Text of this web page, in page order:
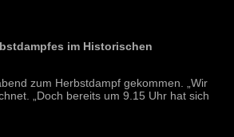
im Historischen
zum Herbstdampf gekommen. „Wir
„Doch bereits um 9.15 Uhr hat sich